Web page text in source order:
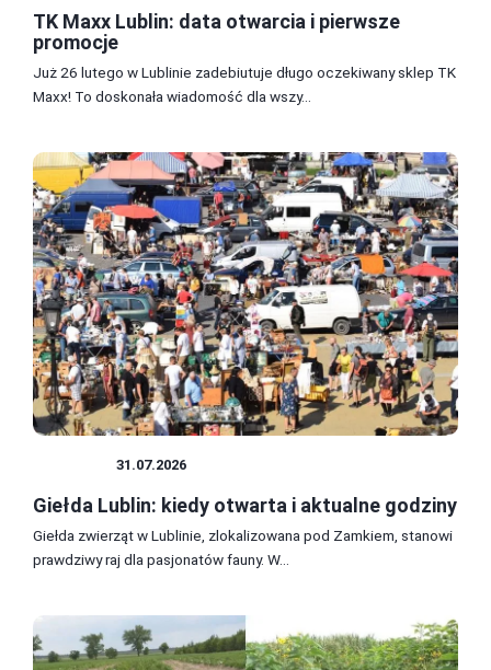
TK Maxx Lublin: data otwarcia i pierwsze
promocje
Już 26 lutego w Lublinie zadebiutuje długo oczekiwany sklep TK
Maxx! To doskonała wiadomość dla wszy...
31.07.2026
Giełda Lublin: kiedy otwarta i aktualne godziny
Giełda zwierząt w Lublinie, zlokalizowana pod Zamkiem, stanowi
prawdziwy raj dla pasjonatów fauny. W...